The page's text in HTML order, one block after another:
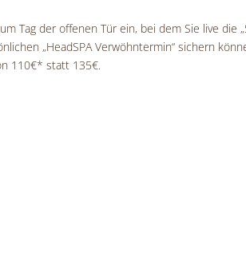
Tag der offenen Tür ein, bei dem Sie live die
„HeadSPA Verwöhntermin“ sichern
110€* statt 135€.